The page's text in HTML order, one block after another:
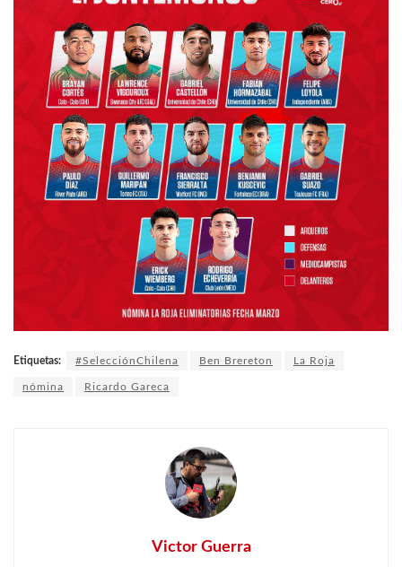
Etiquetas: #SelecciónChilena Ben Brereton La Roja
nómina Ricardo Gareca
Victor Guerra